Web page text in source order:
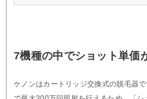
7機種の中でショット単価
ケノンはカートリッジ交換式の脱毛器